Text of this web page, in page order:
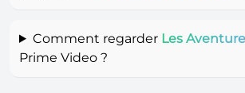
Comment regarder Les
Prime Video ?